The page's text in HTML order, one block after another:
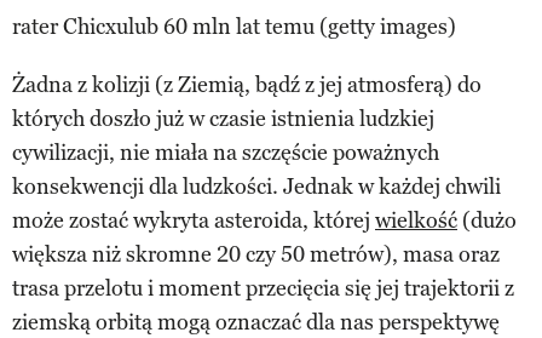
rater Chicxulub 60 mln lat temu (getty images)
Żadna z kolizji (z Ziemią, bądź z jej atmosferą) do
których doszło już w czasie istnienia ludzkiej
cywilizacji, nie miała na szczęście poważnych
konsekwencji dla ludzkości. Jednak w każdej chwili
może zostać wykryta asteroida, której wielkość (dużo
większa niż skromne 20 czy 50 metrów), masa oraz
trasa przelotu i moment przecięcia się jej trajektorii z
ziemską orbitą mogą oznaczać dla nas perspektywę